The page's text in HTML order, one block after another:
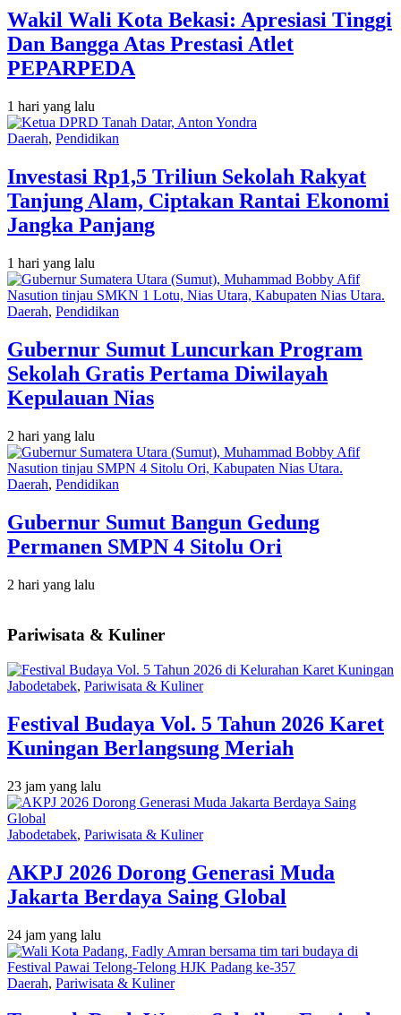
Wakil Wali Kota Bekasi: Apresiasi Tinggi
Dan Bangga Atas Prestasi Atlet
PEPARPEDA
1 hari yang lalu
Daerah, Pendidikan
Investasi Rp1,5 Triliun Sekolah Rakyat
Tanjung Alam, Ciptakan Rantai Ekonomi
Jangka Panjang
1 hari yang lalu
Daerah, Pendidikan
Gubernur Sumut Luncurkan Program
Sekolah Gratis Pertama Diwilayah
Kepulauan Nias
2 hari yang lalu
Daerah, Pendidikan
Gubernur Sumut Bangun Gedung
Permanen SMPN 4 Sitolu Ori
2 hari yang lalu
Pariwisata & Kuliner
Jabodetabek, Pariwisata & Kuliner
Festival Budaya Vol. 5 Tahun 2026 Karet
Kuningan Berlangsung Meriah
23 jam yang lalu
Jabodetabek, Pariwisata & Kuliner
AKPJ 2026 Dorong Generasi Muda
Jakarta Berdaya Saing Global
24 jam yang lalu
Daerah, Pariwisata & Kuliner